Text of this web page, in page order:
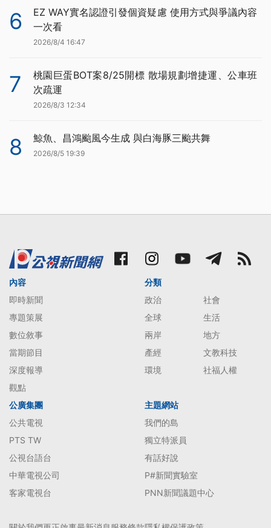
6
EZ WAY實名認證引發個資疑慮 使用方式與爭議內容
一次看
2026/8/4 16:47
7
桃園巨蛋BOT案8/25開標 散場規劃增捷運、公車班
次疏運
2026/8/3 12:34
8 鯨魚、昌鴻颱風今生成 與白海豚三颱共舞
2026/8/5 19:39
內容
即時新聞
專題策展
數位敘事
當期節目
深度報導
觀點
分類
政治
社會
全球
生活
兩岸
地方
產經
文教科技
環境
社福人權
公廣集團
公共電視
PTS TW
公視台語台
中華電視公司
客家電視台
主題網站
我們的島
獨立特派員
有話好說
P#新聞實驗室
PNN新聞議題中心